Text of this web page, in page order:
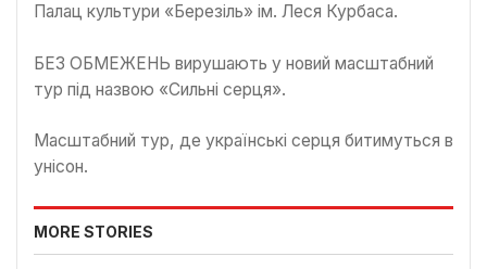
Палац культури «Березіль» ім. Леся Курбаса.
БЕЗ ОБМЕЖЕНЬ вирушають у новий масштабний
тур під назвою «Сильні серця».
Масштабний тур, де українські серця битимуться в
унісон.
MORE STORIES